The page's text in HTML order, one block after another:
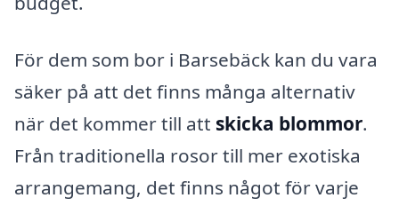
För dem som bor i Barsebäck kan du vara
säker på att det finns många alternativ
när det kommer till att skicka blommor.
Från traditionella rosor till mer exotiska
arrangemang, det finns något för varje